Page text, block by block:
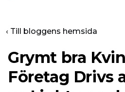
‹ Till bloggens hemsida
Grymt bra
Företag Drivs